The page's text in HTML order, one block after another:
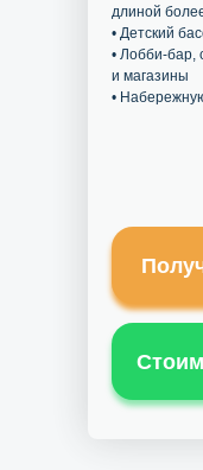
длиной
• Детский
• Лобби-бар,
и магазины
•